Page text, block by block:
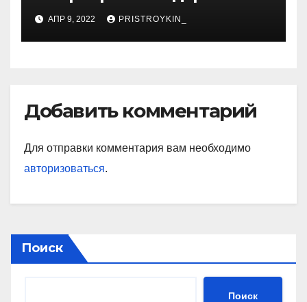
советской гимнастки,
установившей мировые
рекорды и завоевавшей
АПР 9, 2022 PRISTROYKIN_
Добавить комментарий
Для отправки комментария вам необходимо
авторизоваться.
Поиск
Поиск